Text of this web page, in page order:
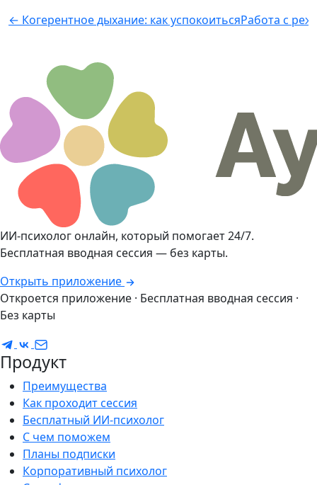
← Когерентное дыхание: как успокоитьсяРабота с
ИИ-психолог онлайн, который помогает 24/7.
Бесплатная вводная сессия — без карты.
Открыть приложение
Откроется приложение · Бесплатная вводная сессия ·
Без карты
Продукт
Преимущества
Как проходит сессия
Бесплатный ИИ-психолог
С чем поможем
Планы подписки
Корпоративный психолог